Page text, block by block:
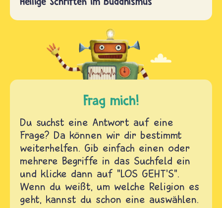
Frag mich!
Du suchst eine Antwort auf eine
Frage? Da können wir dir bestimmt
weiterhelfen. Gib einfach einen oder
mehrere Begriffe in das Suchfeld ein
und klicke dann auf "LOS GEHT'S".
Wenn du weißt, um welche Religion es
geht, kannst du schon eine auswählen.